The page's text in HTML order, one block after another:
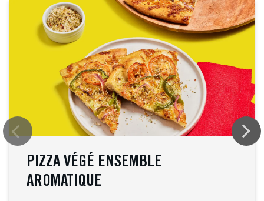
PIZZA VÉGÉ ENSEMBLE
AROMATIQUE